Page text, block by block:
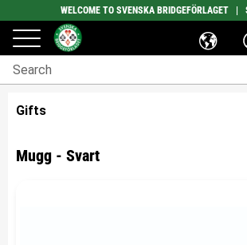
Menu
WELCOME TO SVENSKA BRIDGEFÖRLAGET |
Gifts
Mugg - Svart